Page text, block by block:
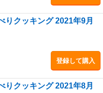
りクッキング 2021年9月
登録して購入
りクッキング 2021年8月